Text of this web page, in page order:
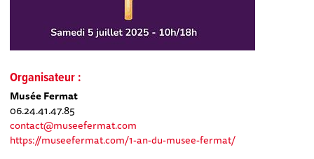
Organisateur :
Musée Fermat
06.24.41.47.85
contact@museefermat.com
https://museefermat.com/1-an-du-musee-fermat/